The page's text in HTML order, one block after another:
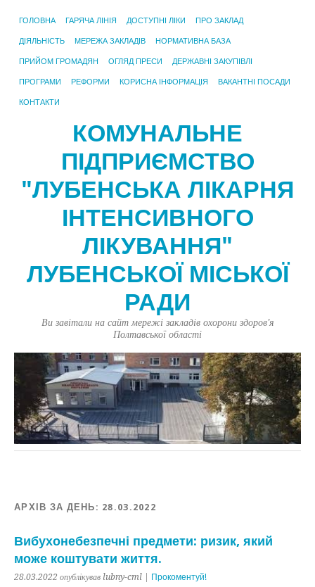
ГОЛОВНА ГАРЯЧА ЛІНІЯ ДОСТУПНІ ЛІКИ ПРО ЗАКЛАД
ДІЯЛЬНІСТЬ МЕРЕЖА ЗАКЛАДІВ НОРМАТИВНА БАЗА
ПРИЙОМ ГРОМАДЯН ОГЛЯД ПРЕСИ ДЕРЖАВНІ ЗАКУПІВЛІ
ПРОГРАМИ РЕФОРМИ КОРИСНА ІНФОРМАЦІЯ ВАКАНТНІ ПОСАДИ
КОНТАКТИ
КОМУНАЛЬНЕ
ПІДПРИЄМСТВО
"ЛУБЕНСЬКА ЛІКАРНЯ
ІНТЕНСИВНОГО
ЛІКУВАННЯ"
ЛУБЕНСЬКОЇ МІСЬКОЇ
РАДИ
Ви завітали на сайт мережі закладів охорони здоров'я
Полтавської області
АРХІВ ЗА ДЕНЬ: 28.03.2022
Вибухонебезпечні предмети: ризик, який
може коштувати життя.
28.03.2022 опублікував lubny-cml | Прокоментуй!